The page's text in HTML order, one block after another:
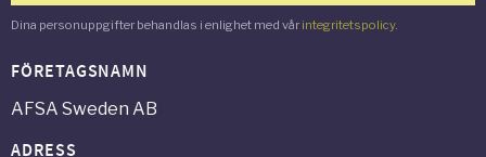
Dina personuppgifter behandlas i enlighet med vår integritetspolicy.
FÖRETAGSNAMN
AFSA Sweden AB
ADRESS